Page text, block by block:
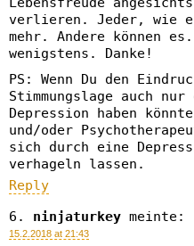
verlieren. Jeder, wie
mehr. Andere können
wenigstens. Danke!
PS: Wenn Du den
Stimmungslage auch
Depression haben
und/oder
sich durch eine
verhageln lassen.
Reply
ninjaturkey meinte:
15.2.2018 at 21:43